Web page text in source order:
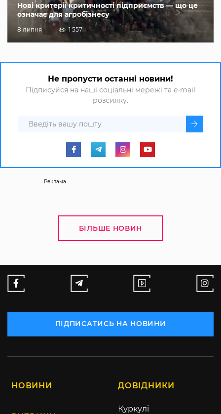
Нові критерії критичності підприємств — що це
означає для агробізнесу
8 липня 1 557
Не пропусти останні новини!
Підписуйся на наші соціальні мережі та e-mail
розсилку.
Реклама
БІЛЬШЕ НОВИН
ПІДПИСАТИСЬ НА НОВИНИ
НОВИНИ ДОВІДНИКИ
Куркулі